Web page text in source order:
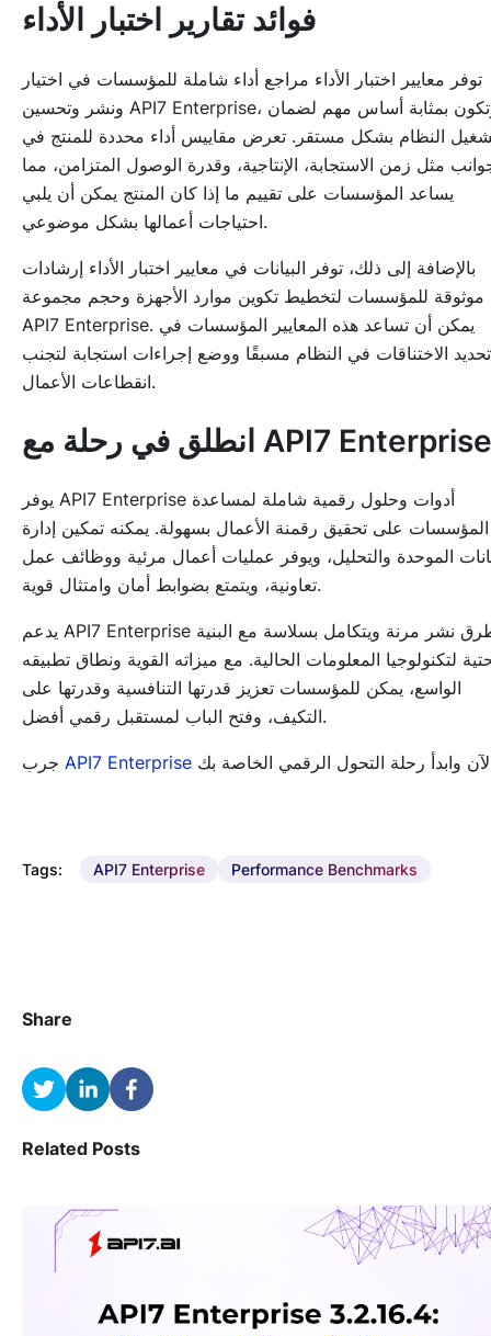
فوائد تقارير اختبار الأداء
توفر معايير اختبار الأداء مراجع أداء شاملة للمؤسسات في اختيار
ونشر وتحسين API7 Enterprise، وتكون بمثابة أساس مهم لضمان
النظام بشكل مستقر. تعرض مقاييس أداء محددة للمنتج في
مثل زمن الاستجابة، الإنتاجية، وقدرة الوصول المتزامن، مما
يساعد المؤسسات على تقييم ما إذا كان المنتج يمكن أن يلبي
احتياجات أعمالها بشكل موضوعي.
بالإضافة إلى ذلك، توفر البيانات في معايير اختبار الأداء إرشادات
موثوقة للمؤسسات لتخطيط تكوين موارد الأجهزة وحجم مجموعة
API7 Enterprise. يمكن أن تساعد هذه المعايير المؤسسات في
تحديد الاختناقات في النظام مسبقًا ووضع إجراءات استجابة لتجنب
انقطاعات الأعمال.
انطلق في رحلة مع API7 Enterprise
يوفر API7 Enterprise أدوات وحلول رقمية شاملة لمساعدة
المؤسسات على تحقيق رقمنة الأعمال بسهولة. يمكنه تمكين إدارة
الموحدة والتحليل، ويوفر عمليات أعمال مرئية ووظائف عمل
تعاونية، ويتمتع بضوابط أمان وامتثال قوية.
يدعم API7 Enterprise طرق نشر مرنة ويتكامل بسلاسة مع البنية
لتكنولوجيا المعلومات الحالية. مع ميزاته القوية ونطاق تطبيقه
الواسع، يمكن للمؤسسات تعزيز قدرتها التنافسية وقدرتها على
التكيف، وفتح الباب لمستقبل رقمي أفضل.
API7 Enterprise
Tags: API7 Enterprise Performance Benchmarks
Share
Related Posts